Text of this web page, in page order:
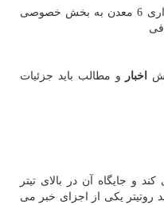
به عنوان مثال : برنامه واگذاری 6 معدن به بخش خصوصی
اخبار و مطالب باید جزئیات
و جایگاه آن در بالای تیتر
روتیتر یکی از اجزای خبر می